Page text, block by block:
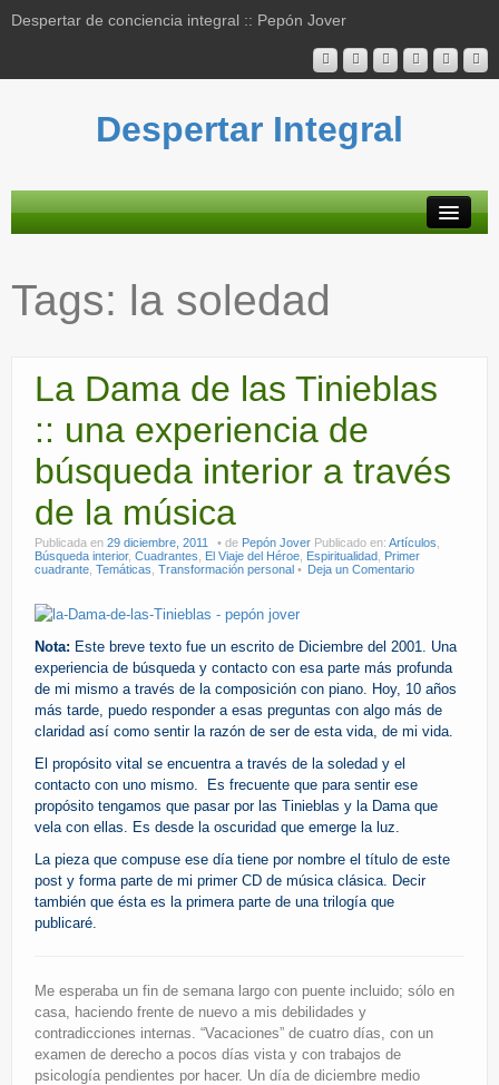
Despertar de conciencia integral :: Pepón Jover
Despertar Integral
Actividades
Bibliografía
Mapa contenidos
Contacto
Tags: la soledad
La Dama de las Tinieblas
:: una experiencia de
búsqueda interior a través
de la música
Publicada en 29 diciembre, 2011 de Pepón Jover Publicado en: Artículos
Búsqueda interior, Cuadrantes El Viaje del Héroe Espiritualidad Primer
cuadrante Temáticas Transformación personal Deja un Comentario
Nota: Este breve texto fue un escrito de Diciembre del 2001. Una
experiencia de búsqueda y contacto con esa parte más profunda
de mi mismo a través de la composición con piano. Hoy, 10 años
más tarde, puedo responder a esas preguntas con algo más de
claridad así como sentir la razón de ser de esta vida, de mi vida.
El propósito vital se encuentra a través de la soledad y el
contacto con uno mismo. Es frecuente que para sentir ese
propósito tengamos que pasar por las Tinieblas y la Dama que
vela con ellas. Es desde la oscuridad que emerge la luz.
La pieza que compuse ese día tiene por nombre el título de este
post y forma parte de mi primer CD de música clásica. Decir
también que ésta es la primera parte de una trilogía que
publicaré.
Me esperaba un fin de semana largo con puente incluido; sólo en
casa, haciendo frente de nuevo a mis debilidades y
contradicciones internas. “Vacaciones” de cuatro días, con un
examen de derecho a pocos días vista y con trabajos de
psicología pendientes por hacer. Un día de diciembre medio